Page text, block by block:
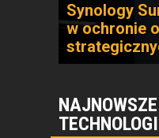
Synology
w ochronie